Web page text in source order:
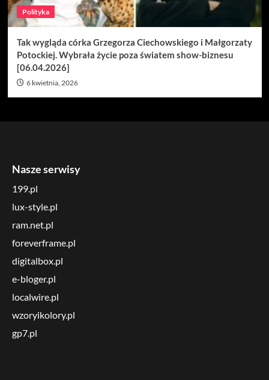
Polityka
Tak wygląda córka Grzegorza Ciechowskiego i Małgorzaty
Potockiej. Wybrała życie poza światem show-biznesu
[06.04.2026]
6 kwietnia, 2026
Nasze serwisy
199.pl
lux-style.pl
ram.net.pl
foreverframe.pl
digitalbox.pl
e-bloger.pl
localwire.pl
wzoryikolory.pl
gp7.pl